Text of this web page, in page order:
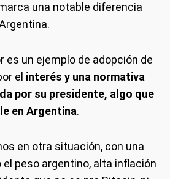
una notable diferencia
es un ejemplo de adopción de
el interés y una normativa
por su presidente, algo que
en Argentina.
en otra situación, con una
peso argentino, alta inflación